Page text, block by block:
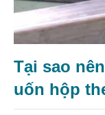
Tại sao
uốn hộp